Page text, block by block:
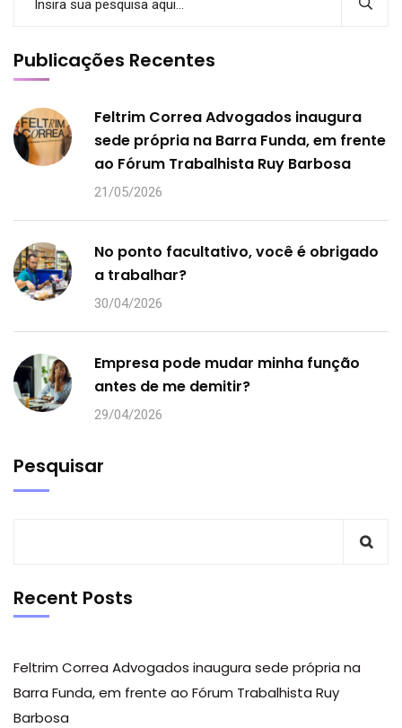
Publicações Recentes
Feltrim Correa Advogados inaugura
sede própria na Barra Funda, em frente
ao Fórum Trabalhista Ruy Barbosa
21/05/2026
No ponto facultativo, você é obrigado
a trabalhar?
30/04/2026
Empresa pode mudar minha função
antes de me demitir?
29/04/2026
Pesquisar
Recent Posts
Feltrim Correa Advogados inaugura sede própria na
Barra Funda, em frente ao Fórum Trabalhista Ruy
Barbosa